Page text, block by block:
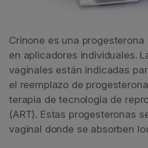
Crinone es una
en aplicadores individuales.
vaginales están indicadas
el reemplazo de
terapia de tecnología de
(ART). Estas progesteronas
vaginal donde se absorben